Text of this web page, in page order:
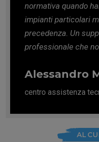
normativa quando
impianti particolari
precedenza. Un
professionale che
Alessandro
centro assistenza